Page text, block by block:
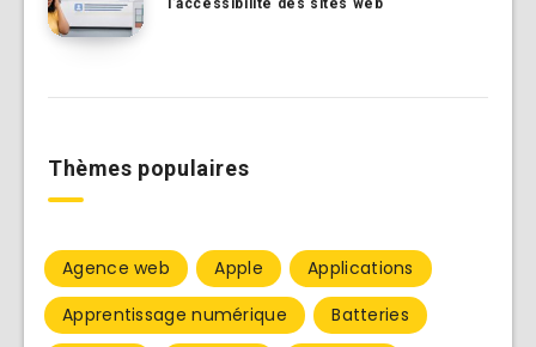
Thèmes populaires
Agence web Apple
Applications
Apprentissage numérique
Batteries